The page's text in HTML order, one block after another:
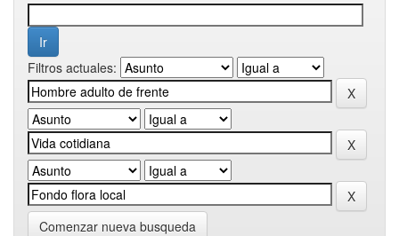
Filtros actuales:
Comenzar nueva busqueda